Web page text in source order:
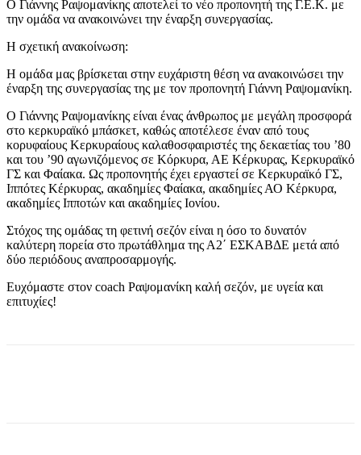
Ο Γιάννης Ραψομανίκης αποτελεί το νέο προπονητή της Γ.Ε.Κ. με
την ομάδα να ανακοινώνει την έναρξη συνεργασίας.
Η σχετική ανακοίνωση:
Η ομάδα μας βρίσκεται στην ευχάριστη θέση να ανακοινώσει την
έναρξη της συνεργασίας της με τον προπονητή Γιάννη Ραψομανίκη.
Ο Γιάννης Ραψομανίκης είναι ένας άνθρωπος με μεγάλη προσφορά
στο κερκυραϊκό μπάσκετ, καθώς αποτέλεσε έναν από τους
κορυφαίους Κερκυραίους καλαθοσφαιριστές της δεκαετίας του ’80
και του ’90 αγωνιζόμενος σε Κόρκυρα, ΑΕ Κέρκυρας, Κερκυραϊκό
ΓΣ και Φαίακα. Ως προπονητής έχει εργαστεί σε Κερκυραϊκό ΓΣ,
Ιππότες Κέρκυρας, ακαδημίες Φαίακα, ακαδημίες ΑΟ Κέρκυρα,
ακαδημίες Ιπποτών και ακαδημίες Ιονίου.
Στόχος της ομάδας τη φετινή σεζόν είναι η όσο το δυνατόν
καλύτερη πορεία στο πρωτάθλημα της Α2΄ ΕΣΚΑΒΔΕ μετά από
δύο περιόδους αναπροσαρμογής.
Ευχόμαστε στον coach Ραψομανίκη καλή σεζόν, με υγεία και
επιτυχίες!